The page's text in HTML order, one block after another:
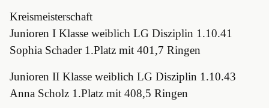
Kreismeisterschaft
Junioren I Klasse weiblich LG Disziplin 1.10.41
Sophia Schader 1.Platz mit 401,7 Ringen
Junioren II Klasse weiblich LG Disziplin 1.10.43
Anna Scholz 1.Platz mit 408,5 Ringen